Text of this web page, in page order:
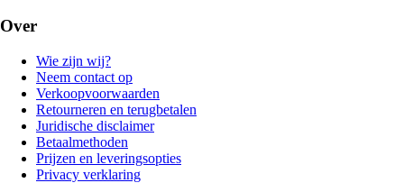
Over
Wie zijn wij?
Neem contact op
Verkoopvoorwaarden
Retourneren en terugbetalen
Juridische disclaimer
Betaalmethoden
Prijzen en leveringsopties
Privacy verklaring